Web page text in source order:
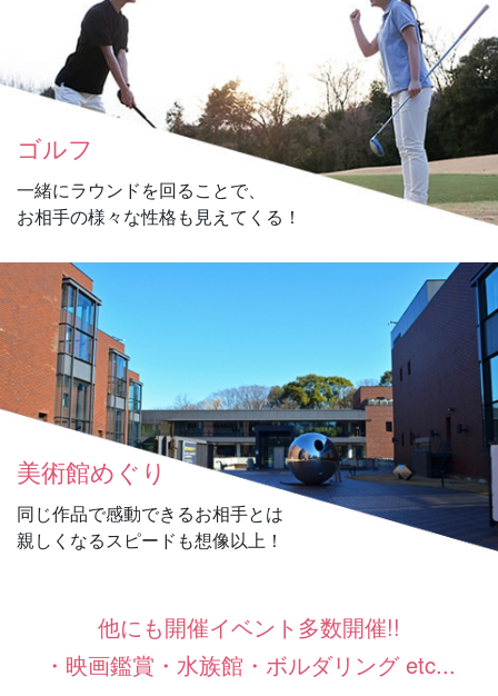
ゴルフ
一緒にラウンドを回ることで、
お相手の様々な性格も見えてくる！
美術館めぐり
同じ作品で感動できるお相手とは
親しくなるスピードも想像以上！
他にも開催イベント多数開催!!
・映画鑑賞・水族館・ボルダリング etc...